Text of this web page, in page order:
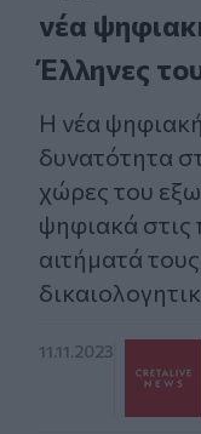
νέα
Έλληνες
Η νέα
δυνατότητα
χώρες του
ψηφιακά στις
αιτήματά
11.11.2023